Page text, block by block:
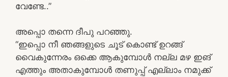
വേണ്ടേ..”
അപ്പൊ തന്നെ ദീപു പറഞ്ഞു.
“ഇപ്പൊ നീ ഞങ്ങളുടെ ചൂട് കൊണ്ട് ഉറങ്ങ്
വൈകുന്നേരം ഒക്കെ ആകുമ്പോൾ നല്ല മഴ ഇങ്
എത്തും അതാകുമ്പോൾ തണുപ്പ് എല്ലാം നമുക്ക്